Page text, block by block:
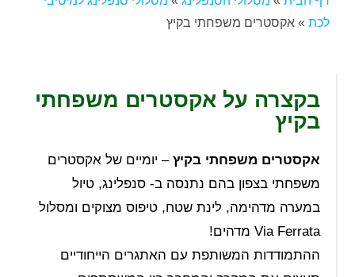
לכת »אקסטרים משפחתי בקיץ
בקצרה על אקסטרים משפחתי
בקיץ
אקסטרים משפחתי בקיץ– יומיים של אקסטרים
משפחתי בצפון בהם נתנסה ב- סנפלינג, טיול
במערה מדהימה, לינת שטח, טיפוס מצוקים ומסלול
Via Ferrata מדהים!
ההתמודדות המשותפת עם האתגרים הייחודיים